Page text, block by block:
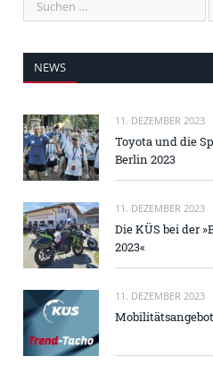
NEWS
11. DEZEMBER 2023
Toyota und die
Berlin 2023
11. DEZEMBER 2023
Die KÜS bei der
2023«
11. DEZEMBER 2023